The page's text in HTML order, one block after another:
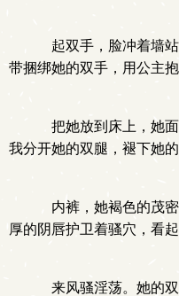
起双手，脸冲着墙
带捆绑她的双手，用公主抱
把她放到床上，她面
我分开她的双腿，褪下她的
内裤，她褐色的茂
厚的阴唇护卫着骚穴，看起
来风骚淫荡。她的